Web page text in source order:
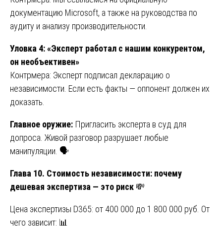
документацию Microsoft, а также на руководства по
аудиту и анализу производительности.
Уловка 4: «Эксперт работал с нашим конкурентом,
он необъективен»
Контрмера: Эксперт подписал декларацию о
независимости. Если есть факты — оппонент должен их
доказать.
Главное оружие: Пригласить эксперта в суд для
допроса. Живой разговор разрушает любые
манипуляции. 🗣️
Глава 10. Стоимость независимости: почему
дешевая экспертиза — это риск 💸
Цена экспертизы D365: от 400 000 до 1 800 000 руб. От
чего зависит: 📊